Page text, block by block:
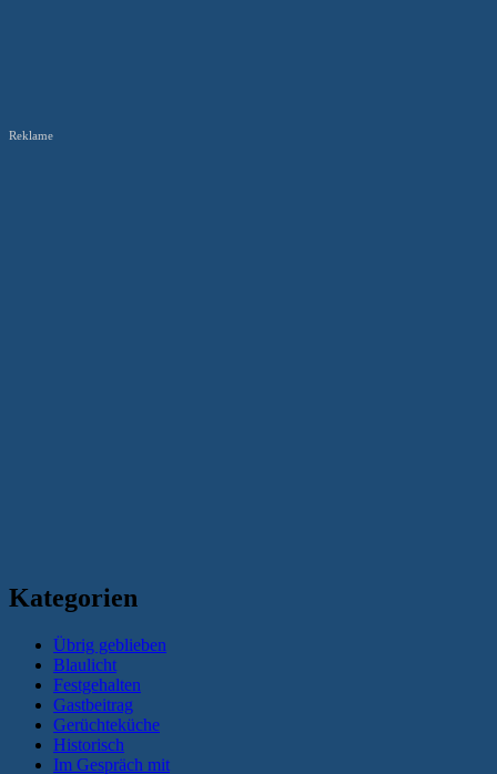
Reklame
Kategorien
Übrig geblieben
Blaulicht
Festgehalten
Gastbeitrag
Gerüchteküche
Historisch
Im Gespräch mit